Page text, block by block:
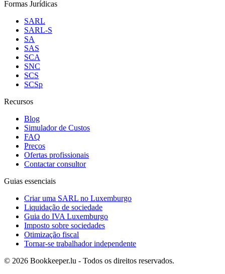
Formas Jurídicas
SARL
SARL-S
SA
SAS
SCA
SNC
SCS
SCSp
Recursos
Blog
Simulador de Custos
FAQ
Preços
Ofertas profissionais
Contactar consultor
Guias essenciais
Criar uma SARL no Luxemburgo
Liquidação de sociedade
Guia do IVA Luxemburgo
Imposto sobre sociedades
Otimização fiscal
Tornar-se trabalhador independente
© 2026 Bookkeeper.lu - Todos os direitos reservados.